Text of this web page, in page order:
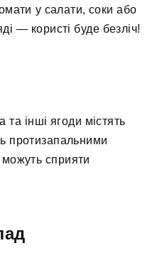
у салати, соки або
— користі буде безліч!
інші ягоди містять
протизапальними
сприяти